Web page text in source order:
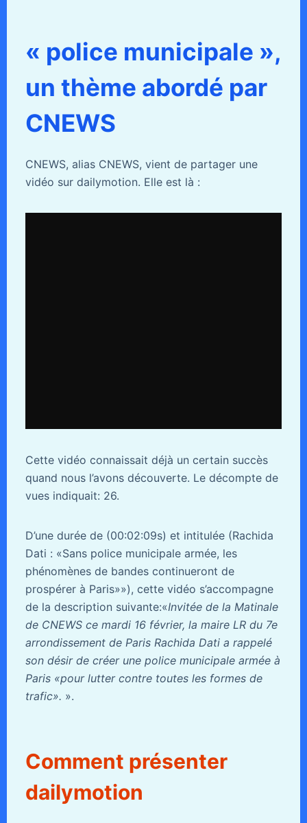
« police municipale »,
un thème abordé par
CNEWS
CNEWS, alias CNEWS, vient de partager une
vidéo sur dailymotion. Elle est là :
Cette vidéo connaissait déjà un certain succès
quand nous l’avons découverte. Le décompte de
vues indiquait: 26.
D’une durée de (00:02:09s) et intitulée (Rachida
Dati : «Sans police municipale armée, les
phénomènes de bandes continueront de
prospérer à Paris»»), cette vidéo s’accompagne
de la description suivante:«Invitée de la Matinale
de CNEWS ce mardi 16 février, la maire LR du 7e
arrondissement de Paris Rachida Dati a rappelé
son désir de créer une police municipale armée à
Paris «pour lutter contre toutes les formes de
trafic». ».
Comment présenter
dailymotion